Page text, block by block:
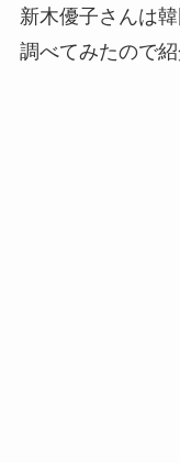
新木優子さんは
調べてみたので紹